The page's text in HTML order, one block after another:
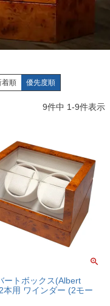
着順 優先度順
9件中 1-9件表示
ートボックス(Albert
本用 ワインダー (2モー